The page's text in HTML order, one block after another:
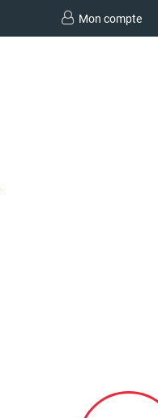
Mon compte